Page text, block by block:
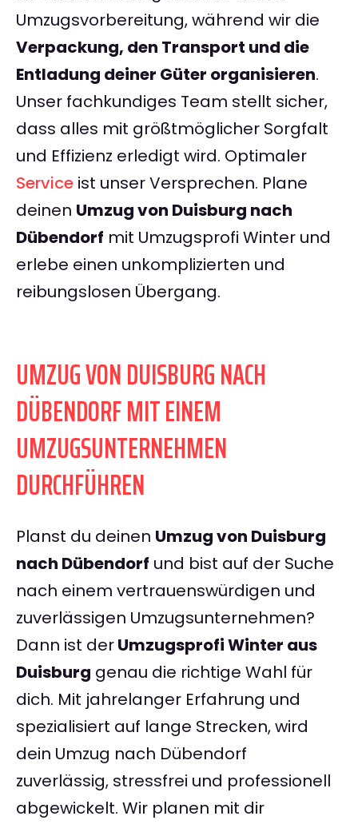
Umzugsvorbereitung, während wir die
Verpackung, den Transport und die
Entladung deiner Güter organisieren.
Unser fachkundiges Team stellt sicher,
dass alles mit größtmöglicher Sorgfalt
und Effizienz erledigt wird. Optimaler
Service ist unser Versprechen. Plane
deinen Umzug von Duisburg nach
Dübendorf mit Umzugsprofi Winter und
erlebe einen unkomplizierten und
reibungslosen Übergang.
UMZUG VON DUISBURG NACH
DÜBENDORF MIT EINEM
UMZUGSUNTERNEHMEN
DURCHFÜHREN
Planst du deinen Umzug von Duisburg
nach Dübendorf und bist auf der Suche
nach einem vertrauenswürdigen und
zuverlässigen Umzugsunternehmen?
Dann ist derUmzugsprofi Winter aus
Duisburg genau die richtige Wahl für
dich. Mit jahrelanger Erfahrung und
spezialisiert auf lange Strecken, wird
dein Umzug nach Dübendorf
zuverlässig, stressfrei und professionell
abgewickelt. Wir planen mit dir